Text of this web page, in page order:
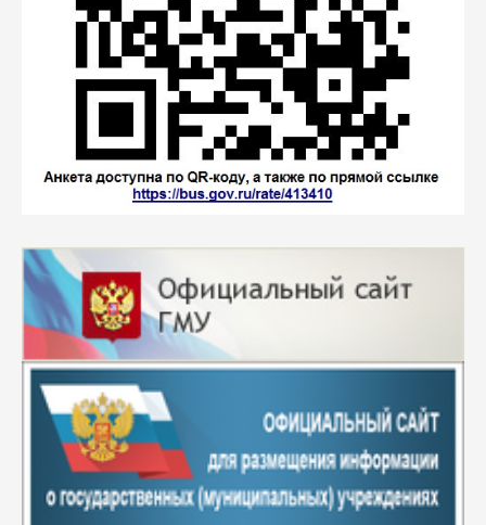
редакцией Е.В. Самойловой
открыть
«Развитие функциональной грамотности на
уроках истории и обществознания в соответствии с
требованиями ФГОС»- методы, приемы
формирования навыков функциональной
грамотности на уроках истории и обществознания,
опыт конструирования современного урока истории
с учетом формирования навыков функциональной
грамотности в соответствии с требованиями
обновленного ФГОС, разработки уроков
условиях инклюзивного образования на уроках
русского языка» -
методическое пособие
подготовлено для учителей русского языка и
литературы. В сборник включены методические
разработки учителей русского языка и литературы г.
Каменска-Уральского и теоретические материалы,
позволяющие обобщить опыт работы педагогов в
этом направлении, а также необходимые
информационные материалы ФИПИ для
прохождения итоговой аттестации в 9 классе
открыть
№ 13,«Эффективные практики повышения
качества образования в начальной школе»